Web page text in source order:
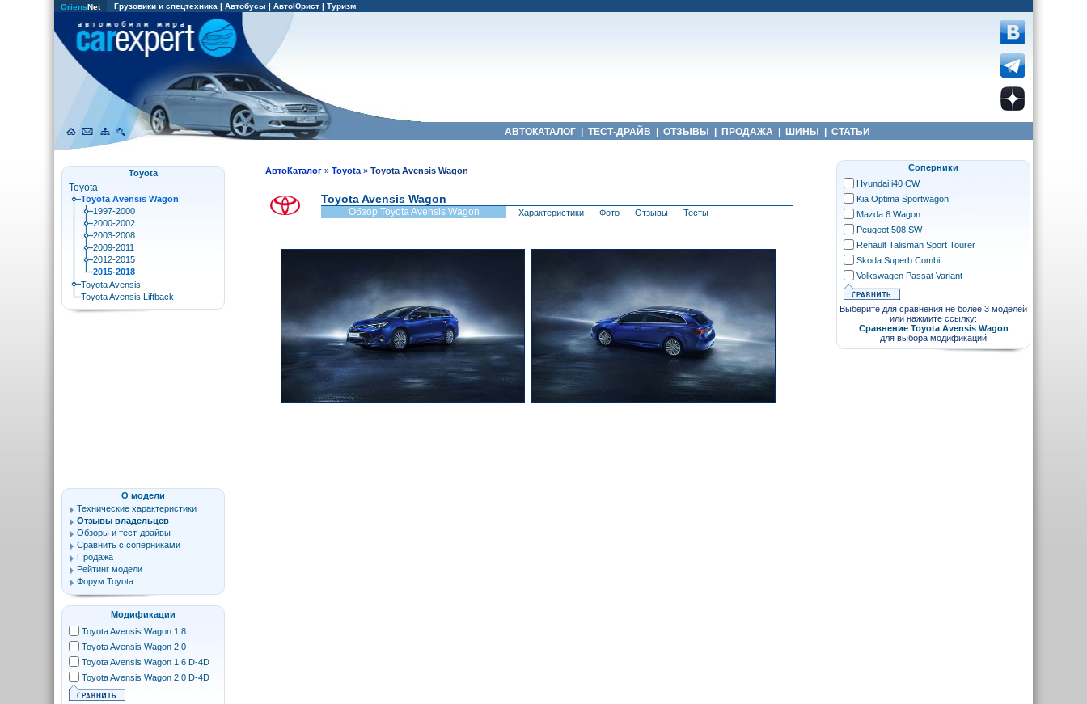
OriensNet Грузовики и спецтехника | Автобусы | АвтоЮрист | Туризм
АВТОКАТАЛОГ ТЕСТ-ДРАЙВ ОТЗЫВЫ ПРОДАЖА ШИНЫ СТАТЬИ
АвтоКаталог »Toyota »Toyota Avensis Wagon
Toyota Avensis Wagon
Обзор Toyota Avensis Wagon Характеристики Фото Отзывы Тесты
Toyota
Toyota
Toyota Avensis Wagon
1997-2000
2000-2002
2003-2008
2009-2011
2012-2015
2015-2018
Toyota Avensis
Toyota Avensis Liftback
О модели
Технические характеристики
Отзывы владельцев
Обзоры и тест-драйвы
Сравнить с соперниками
Продажа
Рейтинг модели
Форум Toyota
Модификации
Toyota Avensis Wagon 1.8
Toyota Avensis Wagon 2.0
Toyota Avensis Wagon 1.6 D-4D
Toyota Avensis Wagon 2.0 D-4D
Соперники
Hyundai i40 CW
Kia Optima Sportwagon
Mazda 6 Wagon
Peugeot 508 SW
Renault Talisman Sport Tourer
Skoda Superb Combi
Volkswagen Passat Variant
Выберите для сравнения не более 3 моделей
или нажмите ссылку:
Сравнение Toyota Avensis Wagon
для выбора модификаций